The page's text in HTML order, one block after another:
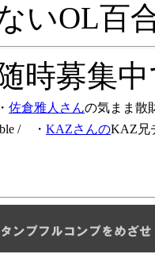
いOL百
時募集
佐倉雅人さんの気まま散
/ ・ KAZさんのKAZ兄